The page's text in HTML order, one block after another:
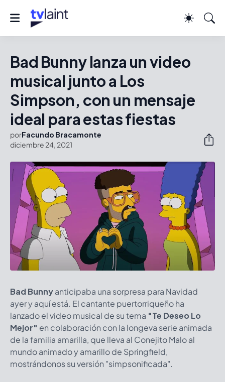
Bad Bunny lanza un video
musical junto a Los
Simpson, con un mensaje
ideal para estas fiestas
porFacundo Bracamonte
diciembre 24, 2021
Bad Bunnyanticipaba una sorpresa para Navidad
ayer y aquí está. El cantante puertorriqueño ha
lanzado el video musical de su tema "Te Deseo Lo
Mejor" en colaboración con la longeva serie animada
de la familia amarilla, que lleva al Conejito Malo al
mundo animado y amarillo de Springfield,
mostrándonos su versión "simpsonificada".